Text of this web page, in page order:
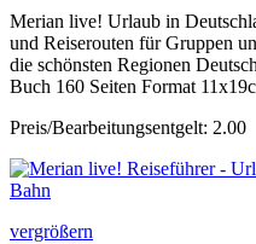
Merian live! Urlaub in
und Reiserouten für Gruppen
die schönsten Regionen
Buch 160 Seiten Format
Preis/Bearbeitungsentgelt: 2.00
vergrößern